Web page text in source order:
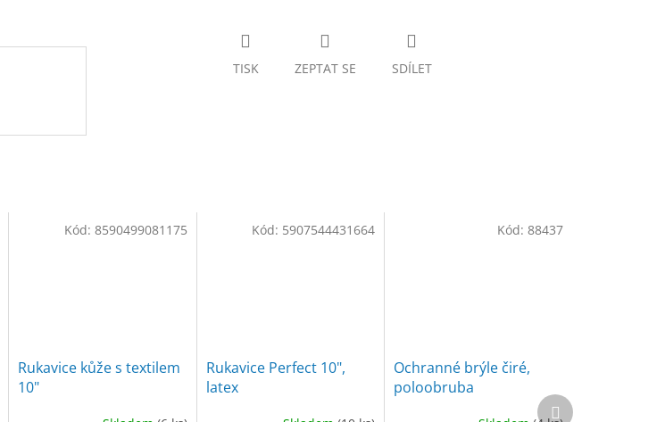
TISK ZEPTAT SE SDÍLET
Rukavice kůže s textilem
10"
Kód: 8590499081175
Rukavice Perfect 10",
latex
Kód: 5907544431664
Ochranné brýle čiré,
poloobruba
Kód: 88437
Další